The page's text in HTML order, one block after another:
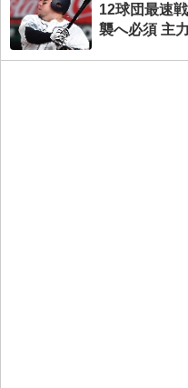
12球団最速
襲へ必須 主